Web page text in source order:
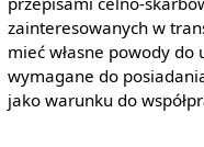
zainteresowanych w
mieć własne powody
wymagane do
jako warunku do